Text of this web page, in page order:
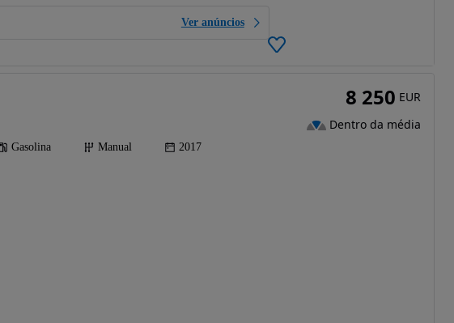
Ver anúncios
Gasolina Manual 2017
8 250 EUR
Dentro da média